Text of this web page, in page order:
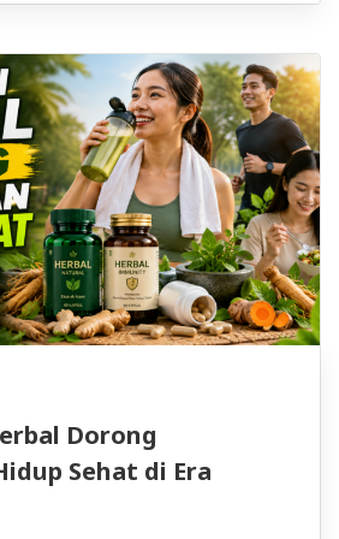
Dorong
Sehat di Era